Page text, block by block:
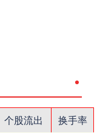
个股流出
换手率